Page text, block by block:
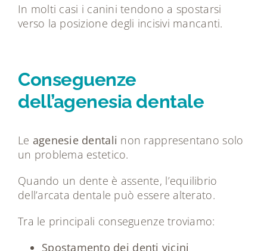
In molti casi i canini tendono a spostarsi
verso la posizione degli incisivi mancanti.
Conseguenze
dell’agenesia dentale
Le agenesie dentali non rappresentano solo
un problema estetico.
Quando un dente è assente, l’equilibrio
dell’arcata dentale può essere alterato.
Tra le principali conseguenze troviamo:
Spostamento dei denti vicini